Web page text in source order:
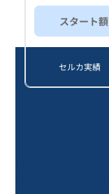
スタート額
セルカ実績